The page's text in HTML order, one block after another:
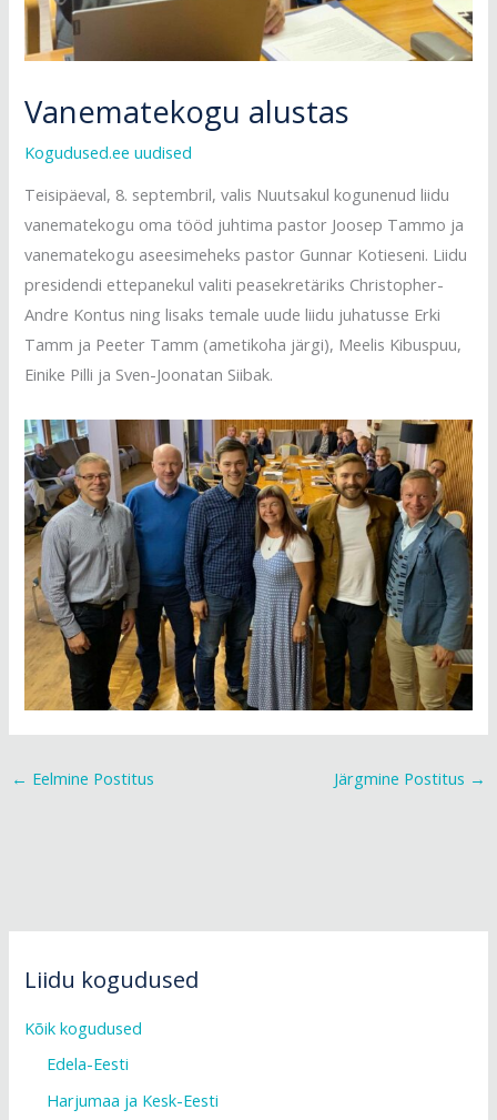
Vanematekogu alustas
Kogudused.ee uudised
Teisipäeval, 8. septembril, valis Nuutsakul kogunenud liidu
vanematekogu oma tööd juhtima pastor Joosep Tammo ja
vanematekogu aseesimeheks pastor Gunnar Kotieseni. Liidu
presidendi ettepanekul valiti peasekretäriks Christopher-
Andre Kontus ning lisaks temale uude liidu juhatusse Erki
Tamm ja Peeter Tamm (ametikoha järgi), Meelis Kibuspuu,
Einike Pilli ja Sven-Joonatan Siibak.
← Eelmine Postitus Järgmine Postitus →
Liidu kogudused
Kõik kogudused
Edela-Eesti
Harjumaa ja Kesk-Eesti